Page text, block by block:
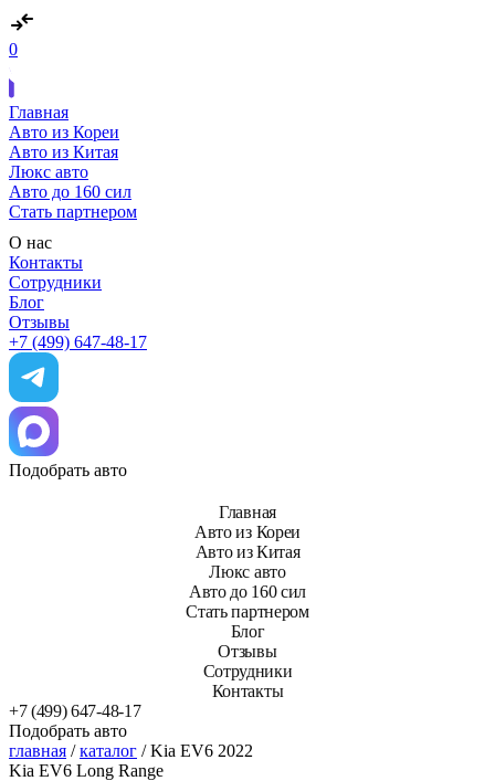
0
Главная
Авто из Кореи
Авто из Китая
Люкс авто
Авто до 160 сил
Стать партнером
О нас
Контакты
Сотрудники
Блог
Отзывы
+7 (499) 647-48-17
Подобрать авто
Главная
Авто из Кореи
Авто из Китая
Люкс авто
Авто до 160 сил
Стать партнером
Блог
Отзывы
Сотрудники
Контакты
+7 (499) 647-48-17
Подобрать авто
главная / каталог / Kia EV6 2022
Kia EV6 Long Range